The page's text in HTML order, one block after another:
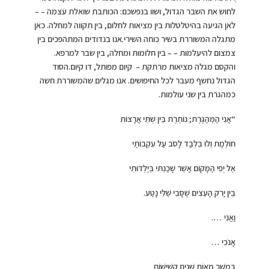
לחוש את השבר הגדול, ושוו בנפשכם: הכותבת שואלת עצמה – –
לאן הגיעה בהיטלטלות בין מציאות לחלום, בין תקווה למחלה. כאן
מתגלה המשוררת בשיר כוחה השירי.אנו בנדודים המתהפכים בין
צמצום להיעלמות – – בין חלומות ומחלה, בין שבר למרפא.
והקסם מגלה מציאות מרתקת – קיום מפותל, דו קיום.הסוד
הגדול נחשף מעבר לכל החיפושים. אנו מגלים שהמשוררת חשה
כמהגרת בין שני עולמות.
“אֲנִי הַמְּהַגֶּרֶת; נוֹתֶרֶת בֵּין שְׁתֵּי אֲרָצוֹת
חוֹלֶמֶת וְלוּ בִּלְבַד לָסֹב עַל עִקְבוֹתַי
אֶל יְפִי הַמָּקוֹם אֲשֶׁר שָׁכַנְתִּי בְּיַלְדוּתִי
בֵּין יָרֹק הָעֵצִים שֶׁסָּבִי שֶׁלִּי נָטַע.
וַאֲנִי ….
אָנֹכִי …
בְּמֶשֶׁךְ מֵאוֹת שָׁנִים קְשִׁישׁוֹת